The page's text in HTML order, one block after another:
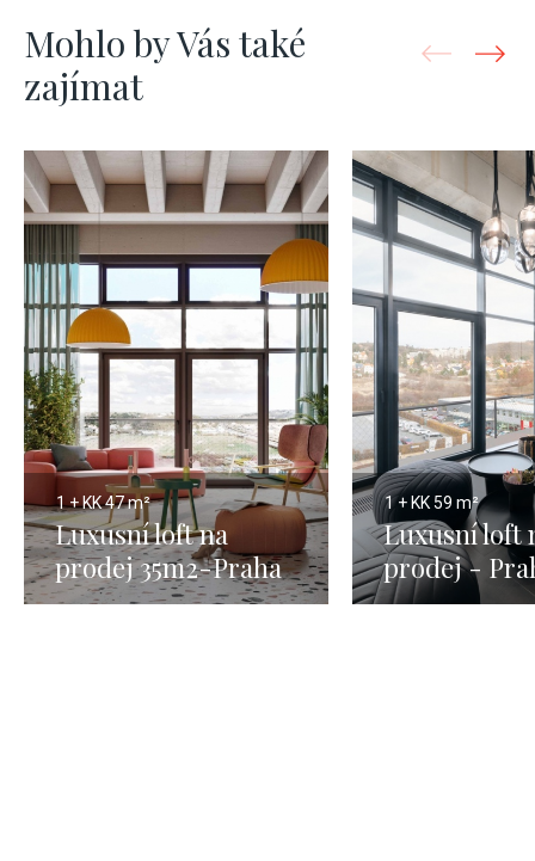
Mohlo by Vás také
zajímat
1 + KK47 m²
Luxusní loft na
prodej 35m2-Praha
1 + KK59 m²
Luxusní loft
prodej -